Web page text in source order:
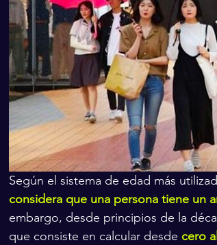
Según el sistema de edad más
considera que una persona tiene un
embargo, desde principios de la
que consiste en calcular desde cero